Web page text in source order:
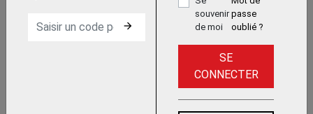
Trouvez le chez votre
arrow_forward
souvenir
de moi
passe
oublié ?
SE
CONNECTER